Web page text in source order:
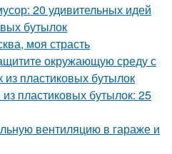
20 удивительных идей
бутылок
моя страсть
окружающую среду с
пластиковых бутылок
пластиковых бутылок: 25
вентиляцию в гараже и